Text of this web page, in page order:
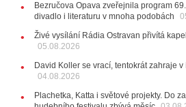
jen několik desítek posledních
27.07.2026
20:44
10:06
Ladná Čeladná nabídne
Kirschner, návštěvníci nově zaplatí
24.07.2026
Bezručova Opava zveřejnila program
divadlo i literaturu v mnoha podobách
Živé vysílání Rádia Ostravan přivítá
05.08.2026
David Koller se vrací, tentokrát zahraje v
04.08.2026
Plachetka, Katta i světové projekty. Do